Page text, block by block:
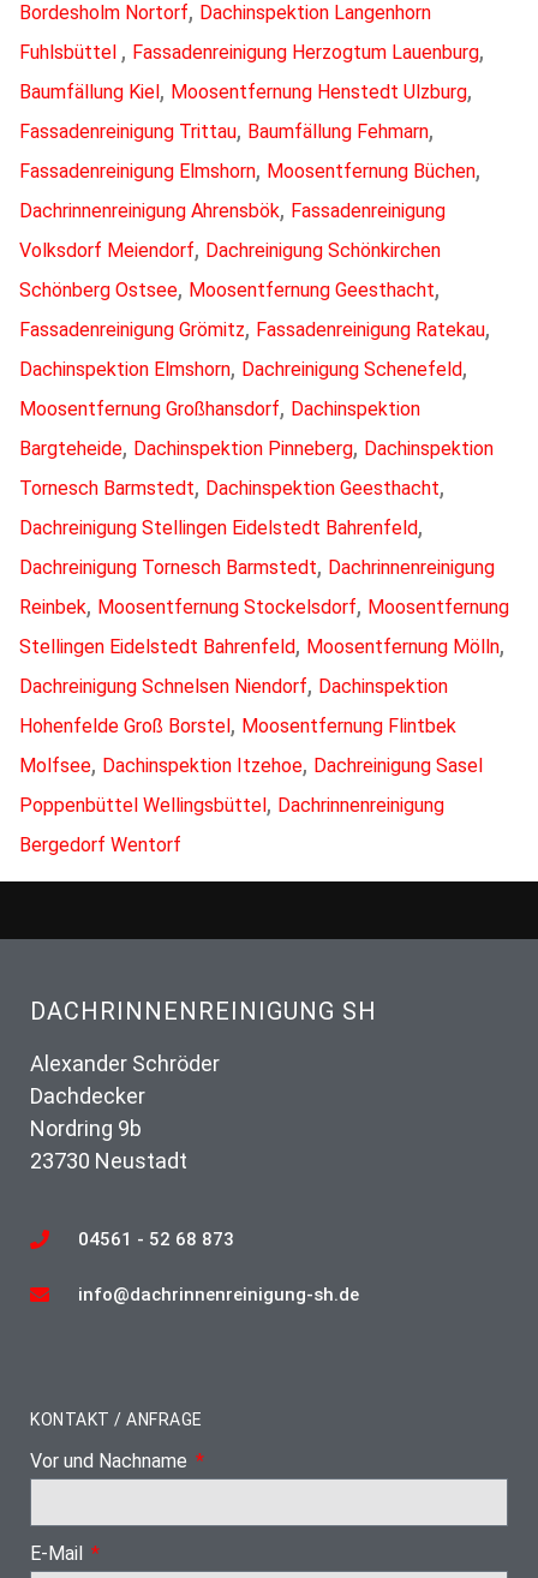
Bordesholm Nortorf, Dachinspektion Langenhorn
Fuhlsbüttel , Fassadenreinigung Herzogtum Lauenburg,
Baumfällung Kiel, Moosentfernung Henstedt Ulzburg,
Fassadenreinigung Trittau, Baumfällung Fehmarn,
Fassadenreinigung Elmshorn, Moosentfernung Büchen,
Dachrinnenreinigung Ahrensbök, Fassadenreinigung
Volksdorf Meiendorf, Dachreinigung Schönkirchen
Schönberg Ostsee, Moosentfernung Geesthacht,
Fassadenreinigung Grömitz, Fassadenreinigung Ratekau,
Dachinspektion Elmshorn, Dachreinigung Schenefeld,
Moosentfernung Großhansdorf, Dachinspektion
Bargteheide, Dachinspektion Pinneberg, Dachinspektion
Tornesch Barmstedt, Dachinspektion Geesthacht,
Dachreinigung Stellingen Eidelstedt Bahrenfeld,
Dachreinigung Tornesch Barmstedt, Dachrinnenreinigung
Reinbek, Moosentfernung Stockelsdorf, Moosentfernung
Stellingen Eidelstedt Bahrenfeld, Moosentfernung Mölln,
Dachreinigung Schnelsen Niendorf, Dachinspektion
Hohenfelde Groß Borstel, Moosentfernung Flintbek
Molfsee, Dachinspektion Itzehoe, Dachreinigung Sasel
Poppenbüttel Wellingsbüttel, Dachrinnenreinigung
Bergedorf Wentorf
DACHRINNENREINIGUNG SH
Alexander Schröder
Dachdecker
Nordring 9b
23730 Neustadt
04561 - 52 68 873
info@dachrinnenreinigung-sh.de
KONTAKT / ANFRAGE
Vor und Nachname
E-Mail